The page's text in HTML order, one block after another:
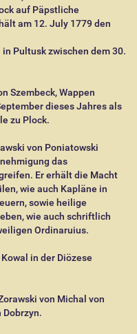
auf Päpstliche
am 12. July 1779 den
Pultusk zwischen dem 30.
Szembeck, Wappen
dieses Jahres als
zu Plock.
von Poniatowski
das
Er erhält die Macht
wie auch Kapläne in
sowie heilige
wie auch schriftlich
Ordinaruius.
in der Diözese
von Michal von
Dobrzyn.